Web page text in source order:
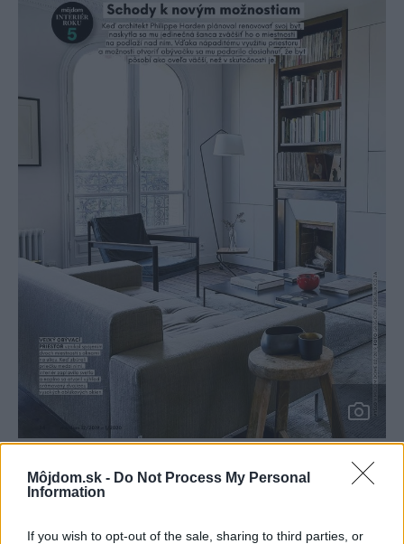
Môjdom.sk - Do Not Process My Personal
Information
If you wish to opt-out of the sale, sharing to third parties, or